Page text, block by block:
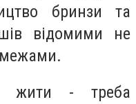
бринзи та
відомими не
межами.
жити - треба